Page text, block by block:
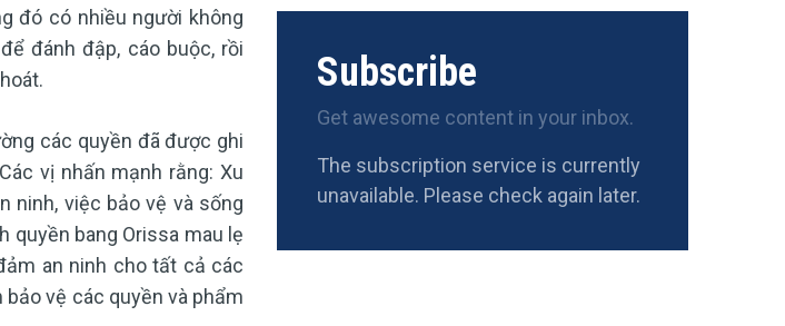
đó có nhiều người không
đánh đập, cáo buộc, rồi
các quyền đã được ghi
vị nhấn mạnh rằng: Xu
ninh, việc bảo vệ và sống
quyền bang Orissa mau lẹ
an ninh cho tất cả các
vệ các quyền và phẩm
Subscribe
Get awesome content in your inbox.
The subscription service is currently
unavailable. Please check again later.